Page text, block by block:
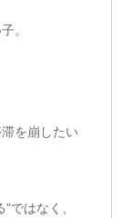
。
を崩したい
ではなく、